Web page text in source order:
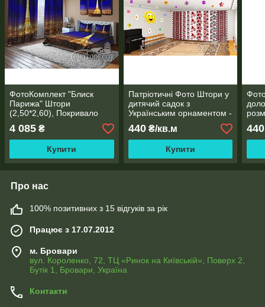
ФотоКомплект "Блиск
Парижа" Штори
(2,50*2,60), Покривало
(2,0*1,50). Читаємо опис!
4 085 ₴
Купити
Патріотичні Фото Штори у
дитячий садок з
Українським орнаментом -
Будь-який розмір!
Читаємо опис!
440₴/кв.м
Купити
440
Про нас
100% позитивних з 15 відгуків за рік
Працює з 17.07.2012
м. Бровари
вул. Короленко, 72, ТЦ «Ринок на Київській», Поверх 2,
Бутік 1, Бровари, Україна
Контакти